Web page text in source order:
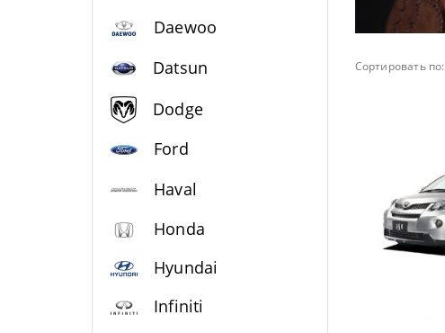
Сортировать по:
Daewoo
Datsun
Dodge
Ford
Haval
Honda
Hyundai
Infiniti